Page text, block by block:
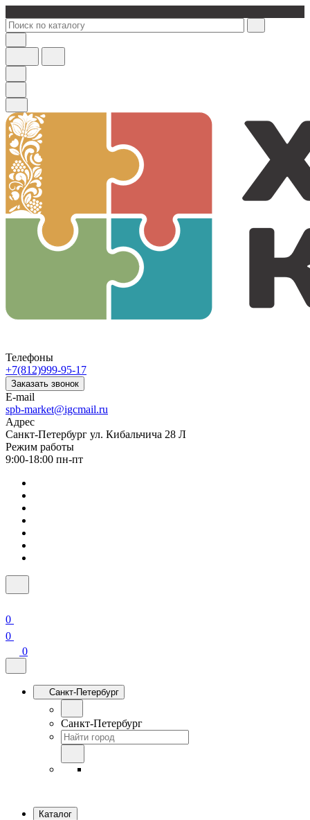
Телефоны
+7(812)999-95-17
Заказать звонок
E-mail
spb-market@igcmail.ru
Адрес
Санкт-Петербург ул. Кибальчича 28 Л
Режим работы
9:00-18:00 пн-пт
0
0
0
Санкт-Петербург
Санкт-Петербург
Каталог